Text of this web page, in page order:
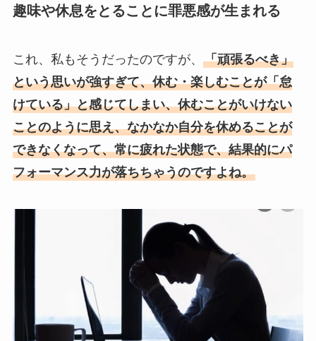
趣味や休息をとることに罪悪感が生まれる
これ、私もそうだったのですが、 「頑張るべき」
という思いが強すぎて、休む・楽しむことが「怠
けている」と感じてしまい、休むことがいけない
ことのように思え、なかなか自分を休めることが
できなくなって、常に疲れた状態で、結果的にパ
フォーマンス力が落ちちゃうのですよね。